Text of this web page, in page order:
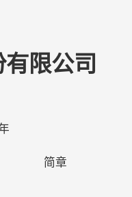
限公司
简章